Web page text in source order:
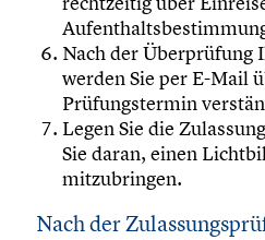
Nach der Überprüfung
werden Sie per E-Mail
Prüfungstermin
Legen Sie die
Sie daran, einen
mitzubringen.
Nach der